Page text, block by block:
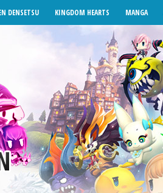
DENSETSU KINGDOM HEARTS MANGA